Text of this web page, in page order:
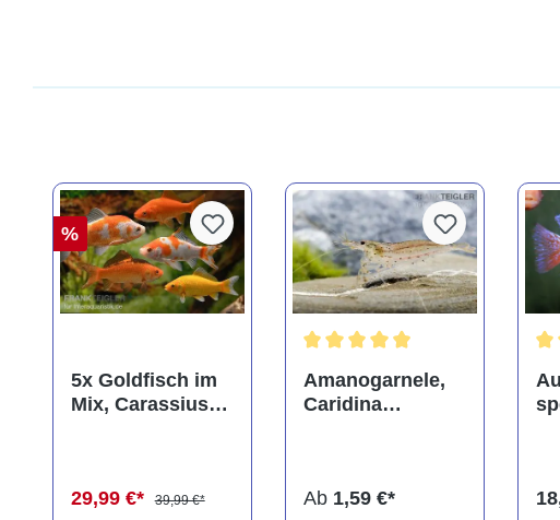
%
5x Goldfisch im
Mix, Carassius
29,99 €*
39,99 €*
Amanogarnele,
Caridina
Ab 1,59 €*